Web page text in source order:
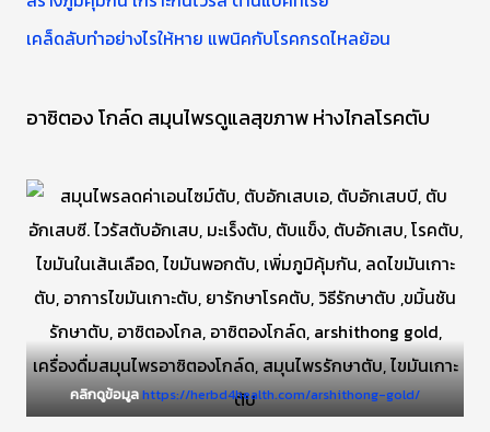
เคล็ดลับทำอย่างไรให้หาย แพนิคกับโรคกรดไหลย้อน
อาซิตอง โกล์ด สมุนไพรดูแลสุขภาพ ห่างไกลโรคตับ
คลิกดูข้อมูลhttps://herbd4health.com/arshithong-gold/